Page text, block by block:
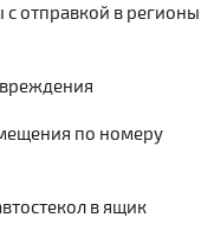
отправкой в регионы
по номеру
в ящик